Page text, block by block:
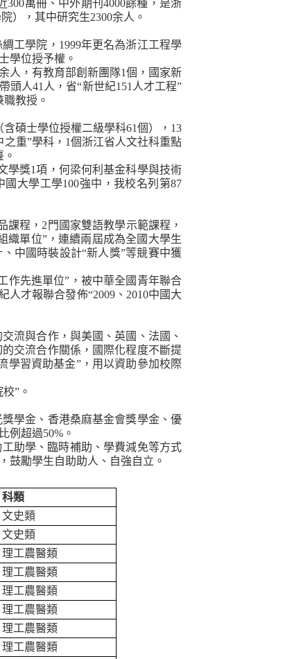
300萬冊、中外期刊 4000餘種，是浙
），其中研究生2300余人。
工學院， 1999年更名為浙江工程學
學位授予權。
人，有教育部創新團隊1個，國家新
頭人41 人，省“新世紀151 人才工程”
教授。
碩士學位授權二級學科61個）， 13
重”學科， 1個浙江省人文社科重點
學獎1項，何梁何利基金科學與技術
國大學工學100強中，我校名列第87
課程， 2 門國家雙語教學示範課程，
織單位”，連續兩屆成為全國大學生
中國時裝設計“新人獎”等競賽中獲
作先進單位”，被中華全國青年聯合
人才報聯合發佈“2009、 2010中國大
流與合作，與美國、英國、法國、
交流合作關係，國際化程度不斷提
學習資助基金”，用以資助參加校際
”。
學金、香港桑麻基金會獎學金、優
例超過50% 。
助學、臨時補助、學費減免等方式
鼓勵學生自助助人、自強自立。
科類
文史類
文史類
理工農醫類
理工農醫類
理工農醫類
理工農醫類
理工農醫類
理工農醫類